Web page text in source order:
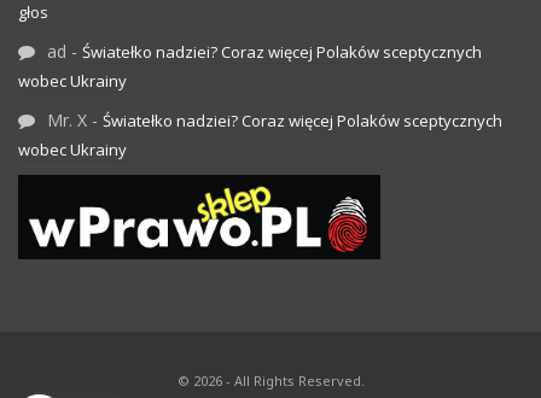
głos
ad - Światełko nadziei? Coraz więcej Polaków sceptycznych
wobec Ukrainy
Mr. X - Światełko nadziei? Coraz więcej Polaków sceptycznych
wobec Ukrainy
© 2026 - All Rights Reserved.